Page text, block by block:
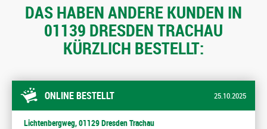
DAS HABEN ANDERE KUNDEN IN
01139 DRESDEN TRACHAU
KÜRZLICH BESTELLT:
ONLINE BESTELLT 25.10.2025
Lichtenbergweg, 01129 Dresden Trachau